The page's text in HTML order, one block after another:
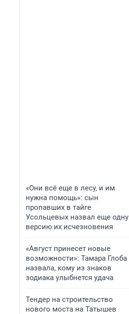
«Они всё еще в лесу, и им
нужна помощь»: сын
пропавших в тайге
Усольцевых назвал еще одну
версию их исчезновения
«Август принесет новые
возможности»: Тамара Глоба
назвала, кому из знаков
зодиака улыбнется удача
Тендер на строительство
нового моста на Татышев